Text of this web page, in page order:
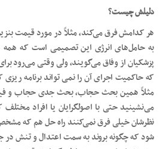
دلیلش چیست؟
هر کدامش فرق می‌کند، مثلاً در مورد قیمت
به حامل‌های انرژی این تصمیمی است که همه
پزشکیان از وفاق می‌گویند، ولی وقتی می‌رود
که حاکمیت اجرای آن را نمی تواند برنامه ریزی
مثلاً همین بحث حجاب، بحث جدی حجاب و
می‌نشینید حتی با اصولگرایان یا افراد
نظرشان خیلی فرق نمی‌کنند راه حل هم که
شود که چگونه بروند به سمت اعتدال و تنش در